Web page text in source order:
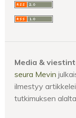
Media &
seura Mevin
ilmestyy
tutkimuksen alalta.